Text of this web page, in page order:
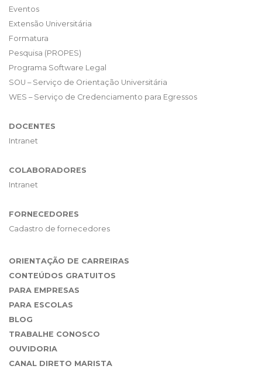
Eventos
Extensão Universitária
Formatura
Pesquisa (PROPES)
Programa Software Legal
SOU – Serviço de Orientação Universitária
WES – Serviço de Credenciamento para Egressos
DOCENTES
Intranet
COLABORADORES
Intranet
FORNECEDORES
Cadastro de fornecedores
ORIENTAÇÃO DE CARREIRAS
CONTEÚDOS GRATUITOS
PARA EMPRESAS
PARA ESCOLAS
BLOG
TRABALHE CONOSCO
OUVIDORIA
CANAL DIRETO MARISTA